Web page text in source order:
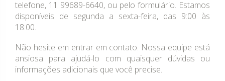
telefone, 11 99689-6640, ou pelo formulário. Estamos
disponíveis de segunda a sexta-feira, das 9:00 às
18:00.
Não hesite em entrar em contato. Nossa equipe está
ansiosa para ajudá-lo com quaisquer dúvidas ou
informações adicionais que você precise.